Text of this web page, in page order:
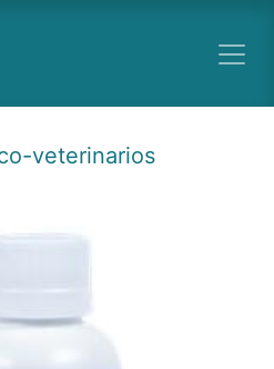
veterinarios